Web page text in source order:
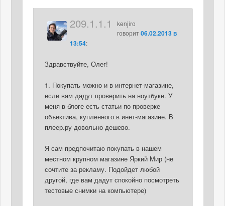
209.1.1.1
kenjiro
говорит06.02.2013 в
13:54:
Здравствуйте, Олег!
1. Покупать можно и в интернет-магазине,
если вам дадут проверить на ноутбуке. У
меня в блоге есть статьи по проверке
объектива, купленного в инет-магазине. В
плеер.ру довольно дешево.
Я сам предпочитаю покупать в нашем
местном крупном магазине Яркий Мир (не
сочтите за рекламу. Подойдет любой
другой, где вам дадут спокойно посмотреть
тестовые снимки на компьютере)